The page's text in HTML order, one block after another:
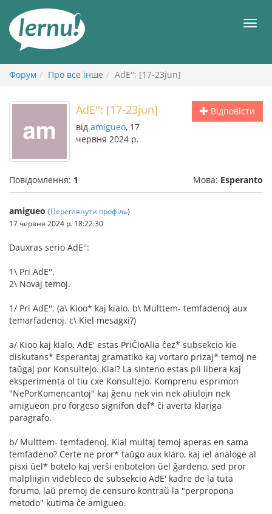
змісту
Форум Про все інше AdE'': [17-23jun]
Відповісти
AdE'': [17-23jun]
від amigueo, 17
червня 2024 р.
Повідомлення: 1 Мова: Esperanto
amigueo (Переглянути профіль)
17 червня 2024 р. 18:22:30
Dauxras serio AdE'':
1\ Pri AdE''.
2\ Novaj temoj.
1/ Pri AdE''. (a\ Kioo* kaj kialo. b\ Multtem- temfadenoj aux
temarfadenoj. c\ Kiel mesagxi?)
a/ Kioo kaj kialo. AdE' estas PriĈioAlia ĉez* subsekcio kie
diskutans* Esperantaj gramatiko kaj vortaro prizaj* temoj ne
taŭgaj por Konsultejo. Kial? La sinteno estas pli libera kaj
eksperimenta ol tiu cxe Konsultejo. Komprenu esprimon
"NePorKomencantoj" kaj ĝenu nek vin nek aliulojn nek
amigueon pro forgeso signifon def* ĉi averta klariga
paragrafo.
b/ Multtem- temfadenoj. Kial multaj temoj aperas en sama
temfadeno? Certe ne pror* taŭgo aux klaro, kaj iel analoge al
pisxi ŭel* botelo kaj verŝi enbotelon ŭel ĝardeno, sed pror
malpliigin videbleco de subsekcio AdE' kadre de la tuta
forumo, laŭ premoj de censuro kontraŭ la "perpropona
metodo" kutima ĉe amigueo.